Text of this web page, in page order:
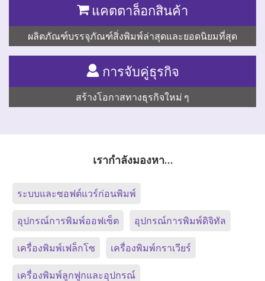
แคตตาล็อกสินค้า
ผลิตภัณฑ์บรรจุภัณฑ์สิ่งพิมพ์ล่าสุดและยอดนิยมที่สุด
การจับคู่ธุรกิจ
สร้างโอกาสทางธุรกิจใหม่ ๆ
เรากำลังมองหา…
ระบบและซอฟต์แวร์ก่อนพิมพ์
อุปกรณ์การพิมพ์ออฟเซ็ต อุปกรณ์การพิมพ์ดิจิทัล
เครื่องพิมพ์เฟล็กโซ เครื่องพิมพ์กราเวียร์
เครื่องพิมพ์ลูกฟูกและอุปกรณ์